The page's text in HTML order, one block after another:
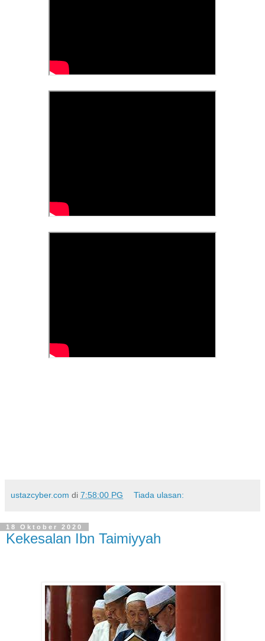
ustazcyber.com di 7:58:00 PG Tiada ulasan:
18 Oktober 2020
Kekesalan Ibn Taimiyyah